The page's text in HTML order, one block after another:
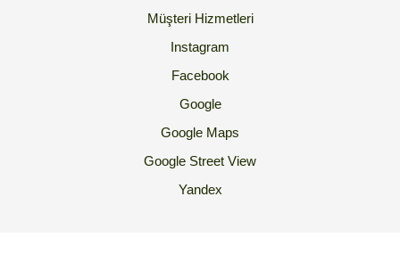
Müşteri Hizmetleri
Instagram
Facebook
Google
Google Maps
Google Street View
Yandex